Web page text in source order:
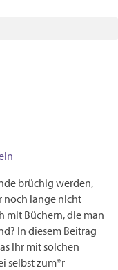
brüchig werden,
noch lange nicht
mit Büchern, die man
In diesem Beitrag
Ihr mit solchen
selbst zum*r